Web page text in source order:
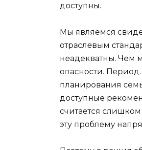
доступны.
Мы являемся
отраслевым
неадекватны. Чем
опасности.
планирования
доступные
считается
эту проблему